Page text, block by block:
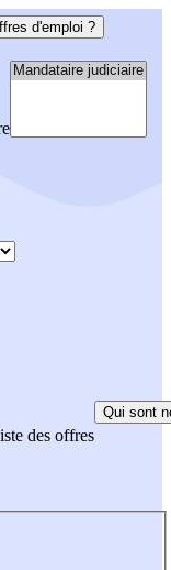
d'emploi ?
des offres
Qui sont